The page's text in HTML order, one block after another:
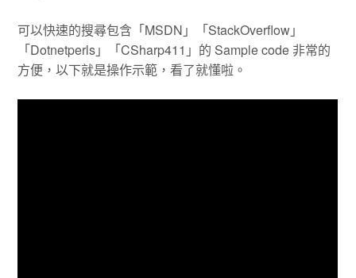
可以快速的搜尋包含「MSDN」「StackOverflow」
「Dotnetperls」「CSharp411」的 Sample code 非常的
方便，以下就是操作示範，看了就懂啦。